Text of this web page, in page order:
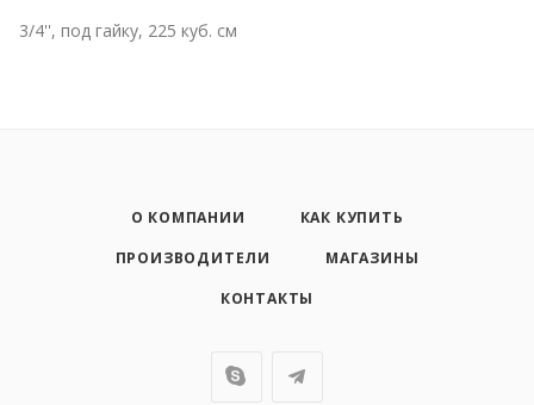
3/4'', под гайку, 225 куб. см
О КОМПАНИИ
КАК КУПИТЬ
ПРОИЗВОДИТЕЛИ
МАГАЗИНЫ
КОНТАКТЫ